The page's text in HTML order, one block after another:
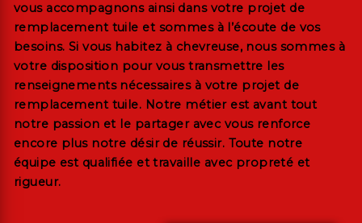
vous accompagnons ainsi dans votre projet de
remplacement tuile et sommes à l’écoute de vos
besoins. Si vous habitez à chevreuse, nous sommes à
votre disposition pour vous transmettre les
renseignements nécessaires à votre projet de
remplacement tuile. Notre métier est avant tout
notre passion et le partager avec vous renforce
encore plus notre désir de réussir. Toute notre
équipe est qualifiée et travaille avec propreté et
rigueur.